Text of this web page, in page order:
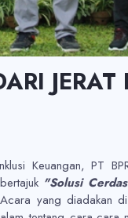
JERAT
Keuangan, PT
"Solusi
yang diadakan di